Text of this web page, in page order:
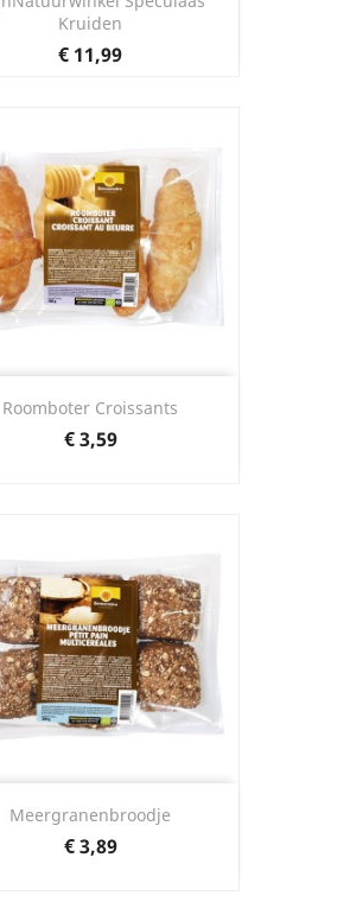
Kruiden
Prijs
€ 11,99
Roomboter Croissants
Prijs
€ 3,59
Meergranenbroodje
Prijs
€ 3,89